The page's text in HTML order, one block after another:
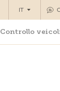
Corsi &
IT